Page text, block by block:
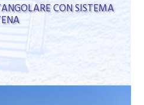
CON SISTEMA